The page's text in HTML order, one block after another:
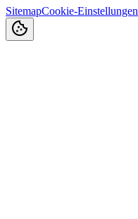
SitemapCookie-Einstellungen